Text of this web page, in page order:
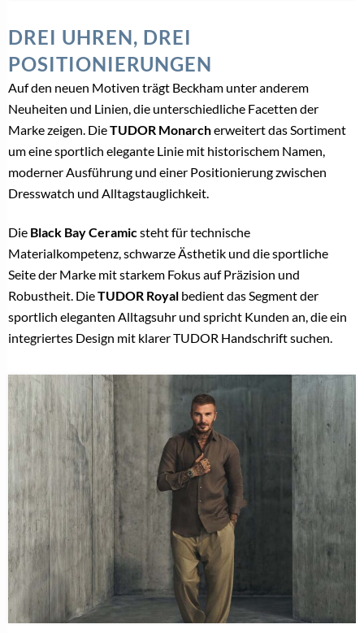
DREI UHREN, DREI
POSITIONIERUNGEN
Auf den neuen Motiven trägt Beckham unter anderem
Neuheiten und Linien, die unterschiedliche Facetten der
Marke zeigen. DieTUDOR Monarcherweitert das Sortiment
um eine sportlich elegante Linie mit historischem Namen,
moderner Ausführung und einer Positionierung zwischen
Dresswatch und Alltagstauglichkeit.
Die Black Bay Ceramicsteht für technische
Materialkompetenz, schwarze Ästhetik und die sportliche
Seite der Marke mit starkem Fokus auf Präzision und
Robustheit. DieTUDOR Royal bedient das Segment der
sportlich eleganten Alltagsuhr und spricht Kunden an, die ein
integriertes Design mit klarer TUDOR Handschrift suchen.